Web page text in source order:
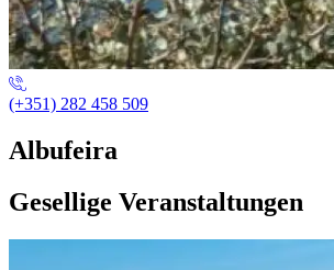
(+351) 282 458 509
Albufeira
Gesellige Veranstaltungen